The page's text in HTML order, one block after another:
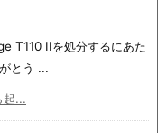
T110 IIを処分するにあた
とう ...
起...